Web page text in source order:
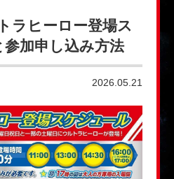
ラヒーロー登場ス
加申し込み方法
2026.05.21